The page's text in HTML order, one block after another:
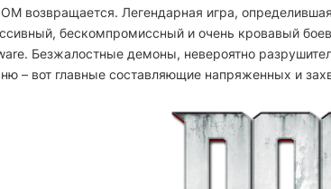
возвращается. Легендарная игра,
бескомпромиссный и очень кровавый
Безжалостные демоны, невероятно
– вот главные составляющие напряженных и